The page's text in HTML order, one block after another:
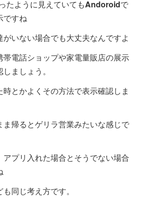
たように見えていてもAndoroidで
ですね
いない場合でも大丈夫なんですよ
帯電話ショップや家電量販店の展示
ましょう。
時とかよくその方法で表示確認しま
ま帰るとゲリラ営業みたいな感じで
アプリ入れた場合とそうでない場合
同じ考え方です。